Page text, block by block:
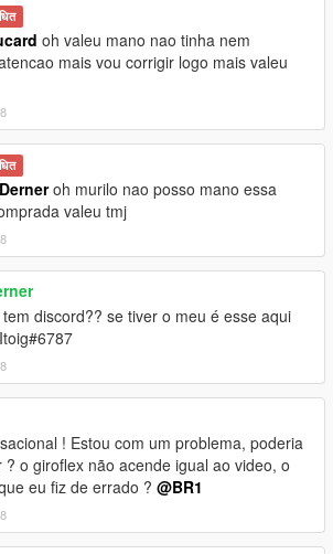
oh valeu mano nao tinha nem
mais vou corrigir logo mais valeu
oh murilo nao posso mano essa
valeu tmj
discord?? se tiver o meu é esse aqui
Itoig#6787
! Estou com um problema, poderia
? o giroflex não acende igual ao video, o
eu fiz de errado ? @BR1